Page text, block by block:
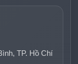
TP. Hồ Chí